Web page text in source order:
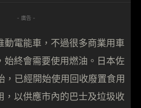
- 廣告 -
動電能車，不過很多商業用車
始終會需要使用燃油。日本佐
已經開始使用回收廢置食用
，以供應市內的巴士及垃圾收